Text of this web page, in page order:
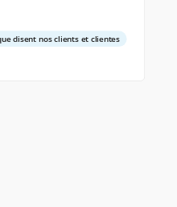
disent nos clients et clientes